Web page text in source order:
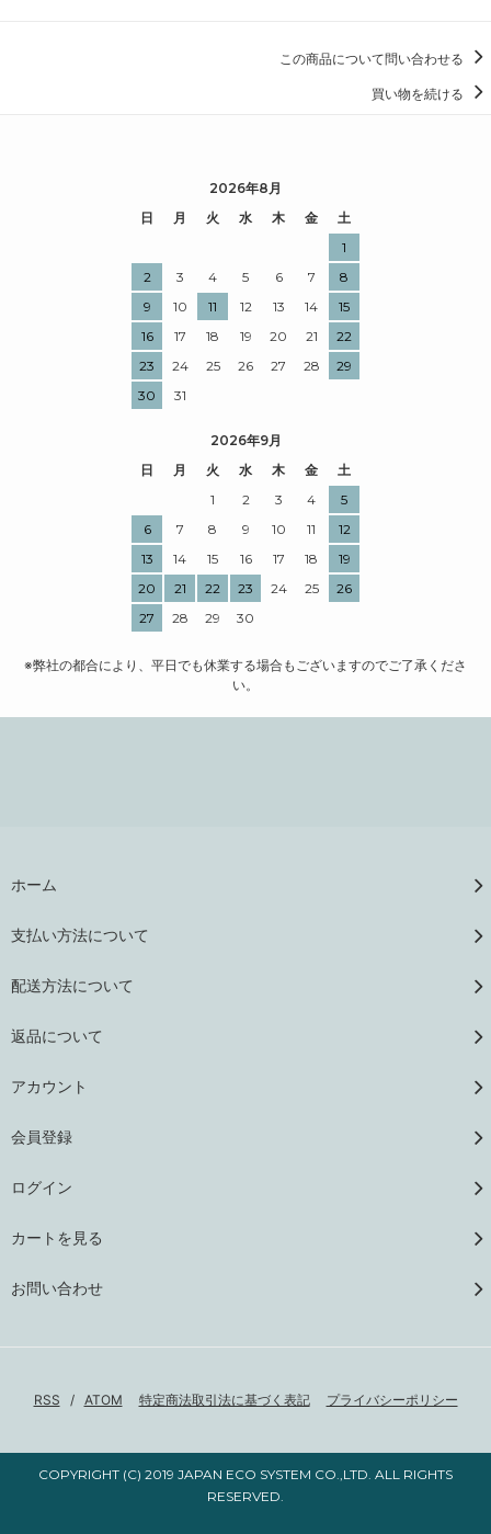
この商品について問い合わせる
買い物を続ける
2026年8月
日
月 火 水 木 金
土
1
2
3 4 5 6 7
8
9
10 11 12 13 14
15
16
17 18 19 20 21
22
23
24 25 26 27 28
29
30
31
2026年9月
日
月 火 水 木 金
土
1
2 3 4
5
6
7 8 9 10 11
12
13
14 15 16 17 18
19
20
21 22 23 24 25
26
27
28 29 30
※弊社の都合により、平日でも休業する場合もございますのでご了承くださ
い。
ホーム
支払い方法について
配送方法について
返品について
アカウント
会員登録
ログイン
カートを見る
お問い合わせ
RSS / ATOM 特定商法取引法に基づく表記 プライバシーポリシー
COPYRIGHT (C) 2019 JAPAN ECO SYSTEM CO.,LTD. ALL RIGHTS
RESERVED.